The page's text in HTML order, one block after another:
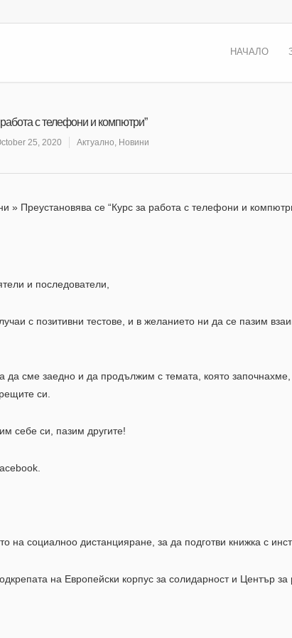
НАЧАЛО
с телефони и компютри”
25, 2020 Актуално, Новини
» Преустановява се “Курс за работа с телефони и
и последователи,
с позитивни тестове, и в желанието ни да се пазим
да сме заедно и да продължим с темата, която
си.
себе си, пазим другите!
на социалноо дистанцияране, за да подготви книжка с
на Европейски корпус за солидарност и Център за